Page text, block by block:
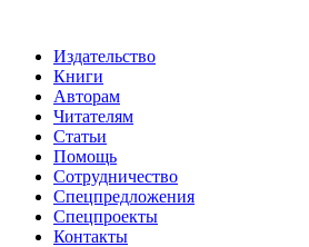
Издательство
Книги
Авторам
Читателям
Статьи
Помощь
Сотрудничество
Спецпредложения
Спецпроекты
Контакты